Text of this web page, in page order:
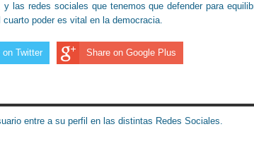
las redes sociales que tenemos que defender para
poder es vital en la democracia.
on Twitter Share on Google Plus
entre a su perfil en las distintas Redes Sociales.